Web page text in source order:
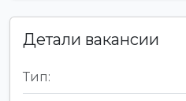
Детали вакансии
Тип: